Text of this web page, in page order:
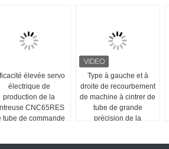
élevée servo
électrique de
production de la
CNC65RES
tube de commande
Type à gauche et à
droite de recourbement
de machine à cintrer de
tube de grande
précision de la